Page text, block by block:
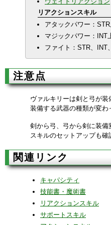
リアクションスキル
アタックパワー：STR
マジックパワー：INT
ファイト：STR、INT
注意点
ヴァルキリーは剣と弓が装
装備する武器の種類が変わ
剣から弓、弓から剣に装備
スキルのセットアップも確
関連リンク
キャパシティ
技能書・魔術書
リアクションスキル
サポートスキル